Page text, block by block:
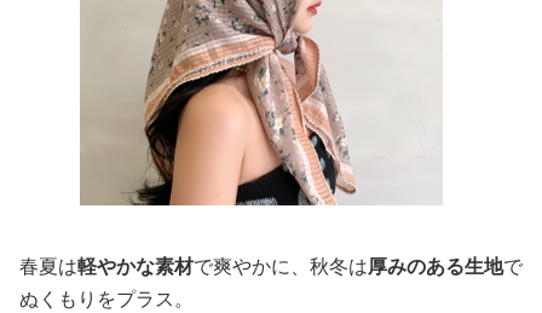
春夏は軽やかな素材で爽やかに、秋冬は厚みのある生地で
ぬくもりをプラス。